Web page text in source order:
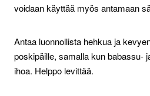
voidaan käyttää myös antamaan
Antaa luonnollista hehkua ja
poskipäille, samalla kun babassu-
ihoa. Helppo levittää.